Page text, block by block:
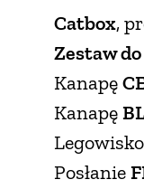
Catbox,
Zestaw
Kanapę
Kanapę
Legowisko
Posłanie